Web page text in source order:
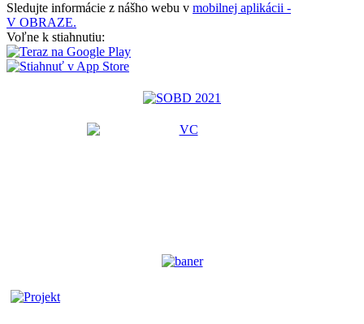
Sledujte informácie z nášho webu v mobilnej aplikácii -
V OBRAZE.
Voľne k stiahnutiu: